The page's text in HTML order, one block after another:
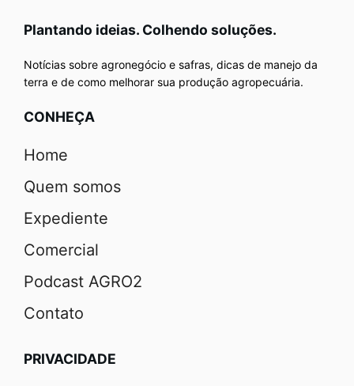
Plantando ideias. Colhendo soluções.
Notícias sobre agronegócio e safras, dicas de manejo da
terra e de como melhorar sua produção agropecuária.
CONHEÇA
Home
Quem somos
Expediente
Comercial
Podcast AGRO2
Contato
PRIVACIDADE